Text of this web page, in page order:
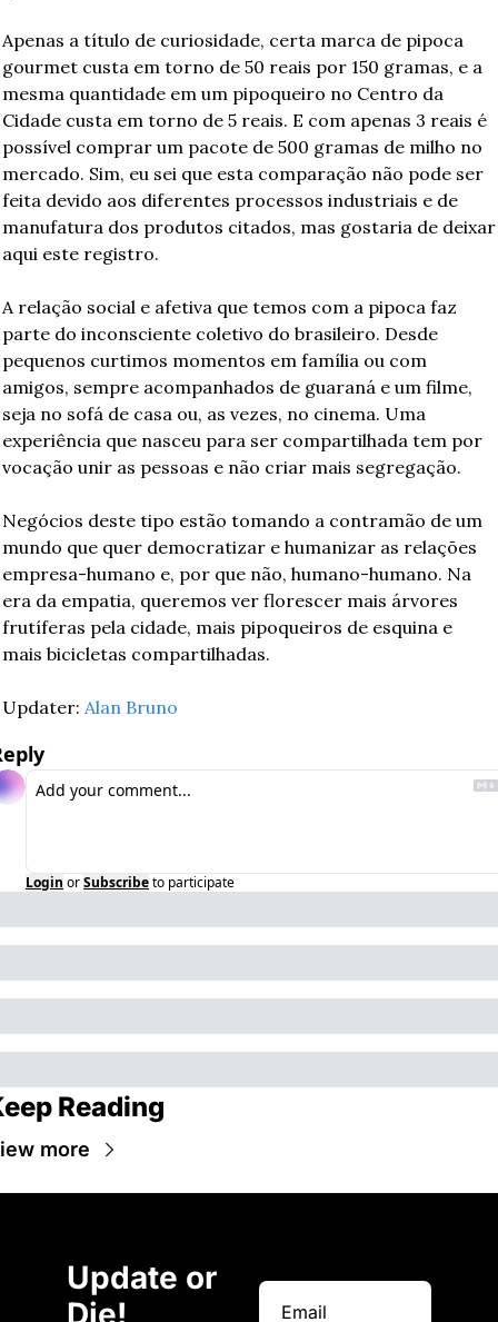
Apenas a título de curiosidade, certa marca de pipoca
gourmet custa em torno de 50 reais por 150 gramas, e a
mesma quantidade em um pipoqueiro no Centro da
Cidade custa em torno de 5 reais. E com apenas 3 reais é
possível comprar um pacote de 500 gramas de milho no
mercado. Sim, eu sei que esta comparação não pode ser
feita devido aos diferentes processos industriais e de
manufatura dos produtos citados, mas gostaria de deixar
aqui este registro.
A relação social e afetiva que temos com a pipoca faz
parte do inconsciente coletivo do brasileiro. Desde
pequenos curtimos momentos em família ou com
amigos, sempre acompanhados de guaraná e um filme,
seja no sofá de casa ou, as vezes, no cinema. Uma
experiência que nasceu para ser compartilhada tem por
vocação unir as pessoas e não criar mais segregação.
Negócios deste tipo estão tomando a contramão de um
mundo que quer democratizar e humanizar as relações
empresa-humano e, por que não, humano-humano. Na
era da empatia, queremos ver florescer mais árvores
frutíferas pela cidade, mais pipoqueiros de esquina e
mais bicicletas compartilhadas.
Updater: Alan Bruno
Login orSubscribeto participate
Reading
more
Update or
Die!